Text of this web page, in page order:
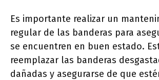
Es importante realizar un
regular de las banderas para
se encuentren en buen estado.
reemplazar las banderas
dañadas y asegurarse de que